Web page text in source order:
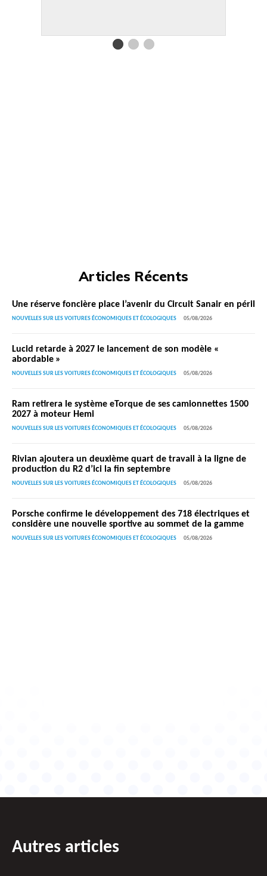
Articles Récents
Une réserve foncière place l’avenir du Circuit Sanair en péril
NOUVELLES SUR LES VOITURES ÉCONOMIQUES ET ÉCOLOGIQUES 05/08/2026
Lucid retarde à 2027 le lancement de son modèle «
abordable »
NOUVELLES SUR LES VOITURES ÉCONOMIQUES ET ÉCOLOGIQUES 05/08/2026
Ram retirera le système eTorque de ses camionnettes 1500
2027 à moteur Hemi
NOUVELLES SUR LES VOITURES ÉCONOMIQUES ET ÉCOLOGIQUES 05/08/2026
Rivian ajoutera un deuxième quart de travail à la ligne de
production du R2 d’ici la fin septembre
NOUVELLES SUR LES VOITURES ÉCONOMIQUES ET ÉCOLOGIQUES 05/08/2026
Porsche confirme le développement des 718 électriques et
considère une nouvelle sportive au sommet de la gamme
NOUVELLES SUR LES VOITURES ÉCONOMIQUES ET ÉCOLOGIQUES 05/08/2026
Autres articles